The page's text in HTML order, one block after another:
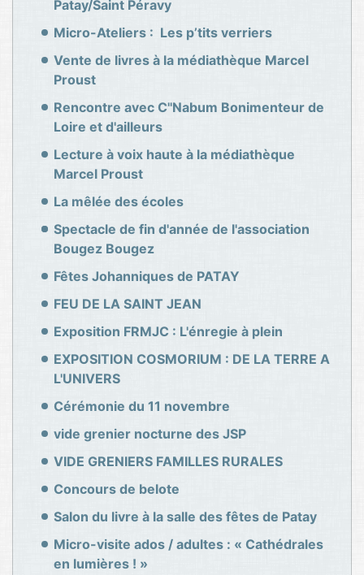
Patay/Saint Péravy
Micro-Ateliers : Les p’tits verriers
Vente de livres à la médiathèque Marcel
Proust
Rencontre avec C''Nabum Bonimenteur de
Loire et d'ailleurs
Lecture à voix haute à la médiathèque
Marcel Proust
La mêlée des écoles
Spectacle de fin d'année de l'association
Bougez Bougez
Fêtes Johanniques de PATAY
FEU DE LA SAINT JEAN
Exposition FRMJC : L'énregie à plein
EXPOSITION COSMORIUM : DE LA TERRE A
L'UNIVERS
Cérémonie du 11 novembre
vide grenier nocturne des JSP
VIDE GRENIERS FAMILLES RURALES
Concours de belote
Salon du livre à la salle des fêtes de Patay
Micro-visite ados / adultes : « Cathédrales
en lumières ! »